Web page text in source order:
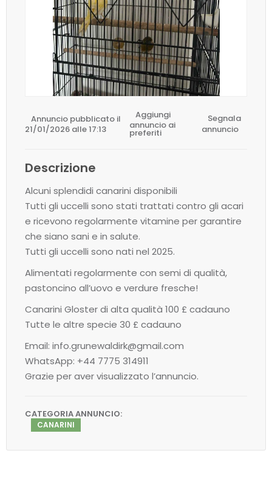
Annuncio pubblicato il
21/01/2026 alle 17:13
Aggiungi
annuncio ai
preferiti
Segnala
annuncio
Descrizione
Alcuni splendidi canarini disponibili
Tutti gli uccelli sono stati trattati contro gli acari
e ricevono regolarmente vitamine per garantire
che siano sani e in salute.
Tutti gli uccelli sono nati nel 2025.
Alimentati regolarmente con semi di qualità,
pastoncino all’uovo e verdure fresche!
Canarini Gloster di alta qualità 100 £ cadauno
Tutte le altre specie 30 £ cadauno
Email: info.grunewaldirk@gmail.com
WhatsApp: +44 7775 314911
Grazie per aver visualizzato l’annuncio.
CATEGORIA ANNUNCIO:
CANARINI